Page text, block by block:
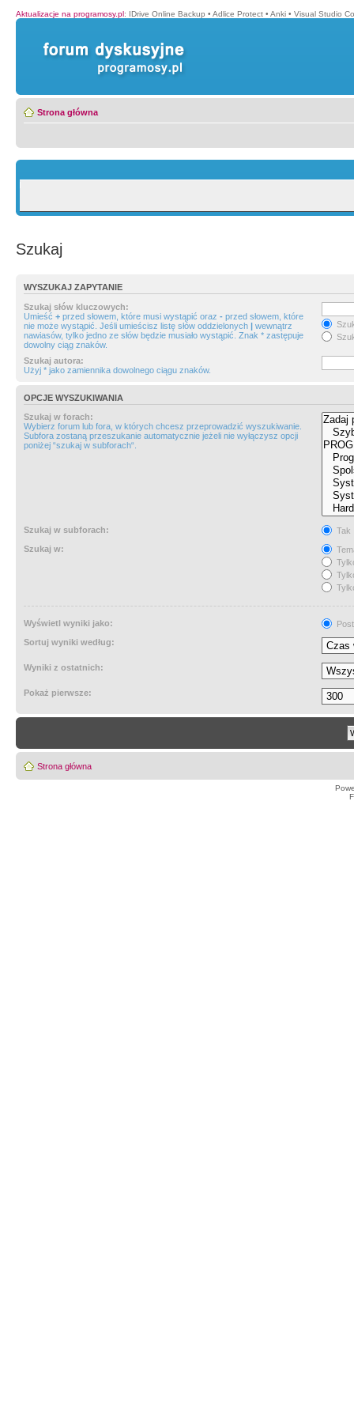
Aktualizacje na programosy.pl: IDrive Online Backup • Adlice Protect • Anki • Visual Studio
Strona główna
Szukaj
WYSZUKAJ ZAPYTANIE
Szukaj słów kluczowych:
Umieść + przed słowem, które musi wystąpić oraz - przed słowem, które
nie może wystąpić. Jeśli umieścisz listę słów oddzielonych | wewnątrz
nawiasów, tylko jedno ze słów będzie musiało wystąpić. Znak * zastępuje
dowolny ciąg znaków.
Szukaj autora:
Użyj * jako zamiennika dowolnego ciągu znaków.
OPCJE WYSZUKIWANIA
Szukaj w forach:
Wybierz forum lub fora, w których chcesz przeprowadzić wyszukiwanie.
Subfora zostaną przeszukanie automatycznie jeżeli nie wyłączysz opcji
poniżej “szukaj w subforach“.
Szukaj w subforach:
Tak
Szukaj w:
Wyświetl wyniki jako:
Sortuj wyniki według:
Wyniki z ostatnich:
Pokaż pierwsze:
Strona główna